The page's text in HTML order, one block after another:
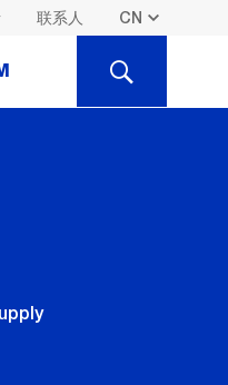
联系人
SEARCH